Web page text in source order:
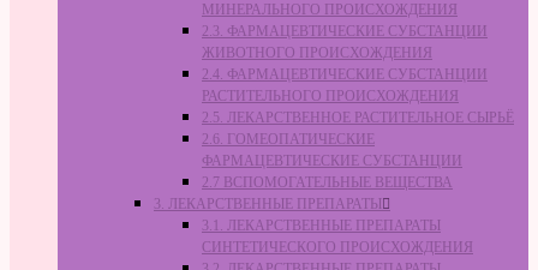
МИНЕРАЛЬНОГО ПРОИСХОЖДЕНИЯ
2.3. ФАРМАЦЕВТИЧЕСКИЕ СУБСТАНЦИИ
ЖИВОТНОГО ПРОИСХОЖДЕНИЯ
2.4. ФАРМАЦЕВТИЧЕСКИЕ СУБСТАНЦИИ
РАСТИТЕЛЬНОГО ПРОИСХОЖДЕНИЯ
2.5. ЛЕКАРСТВЕННОЕ РАСТИТЕЛЬНОЕ СЫРЬЁ
2.6. ГОМЕОПАТИЧЕСКИЕ
ФАРМАЦЕВТИЧЕСКИЕ СУБСТАНЦИИ
2.7 ВСПОМОГАТЕЛЬНЫЕ ВЕЩЕСТВА
3. ЛЕКАРСТВЕННЫЕ ПРЕПАРАТЫ
3.1. ЛЕКАРСТВЕННЫЕ ПРЕПАРАТЫ
СИНТЕТИЧЕСКОГО ПРОИСХОЖДЕНИЯ